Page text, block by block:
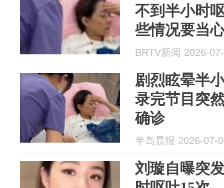
不到半小时
些情况要当
BRTV新闻 2026-
剧烈眩晕半
录完节目突
确诊
半岛晨报 2026-07-
刘璇自曝突